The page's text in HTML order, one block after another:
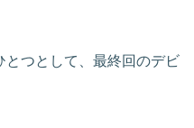
とつとして、最終回のデビ